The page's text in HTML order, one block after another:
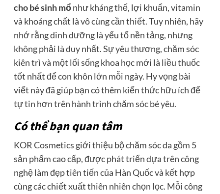
cho bé sinh mổnhư kháng thể, lợi khuẩn, vitamin
và khoáng chất là vô cùng cần thiết. Tuy nhiên, hãy
nhớ rằng dinh dưỡng là yếu tố nền tảng, nhưng
không phải là duy nhất. Sự yêu thương, chăm sóc
kiên trì và một lối sống khoa học mới là liều thuốc
tốt nhất để con khôn lớn mỗi ngày. Hy vọng bài
viết này đã giúp bạn có thêm kiến thức hữu ích để
tự tin hơn trên hành trình chăm sóc bé yêu.
Có thể bạn quan tâm
KOR Cosmetics giới thiệu bộ chăm sóc da gồm 5
sản phẩm cao cấp, được phát triển dựa trên công
nghệ làm đẹp tiên tiến của Hàn Quốc và kết hợp
cùng các chiết xuất thiên nhiên chọn lọc. Mỗi công